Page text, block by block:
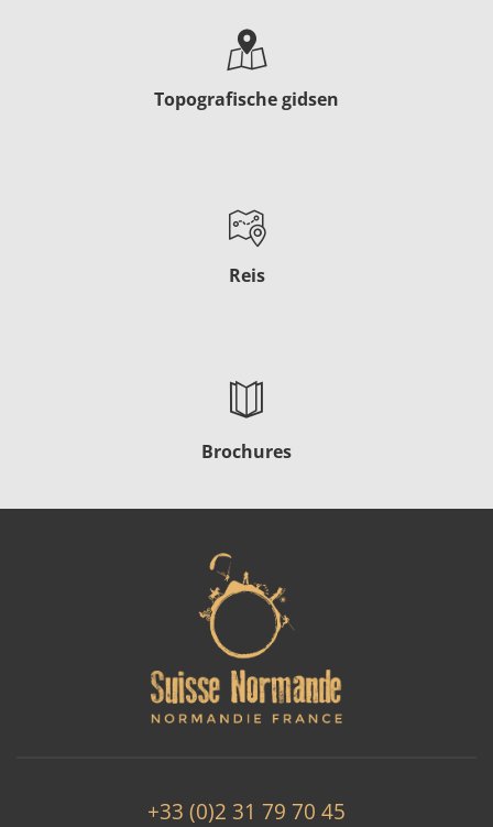
Topografische gidsen
Reis
Brochures
+33 (0)2 31 79 70 45